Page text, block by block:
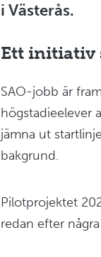
i Västerås.
Ett initiativ
SAO-jobb är
högstadieelever
jämna ut
bakgrund.
Pilotprojektet
redan efter